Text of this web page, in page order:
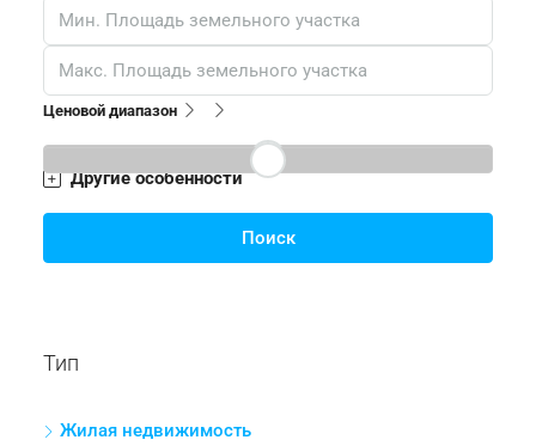
Ценовой диапазон
Другие особенности
Поиск
Тип
Жилая недвижимость